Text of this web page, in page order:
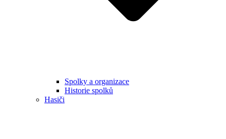
Spolky a organizace
Historie spolků
Hasiči